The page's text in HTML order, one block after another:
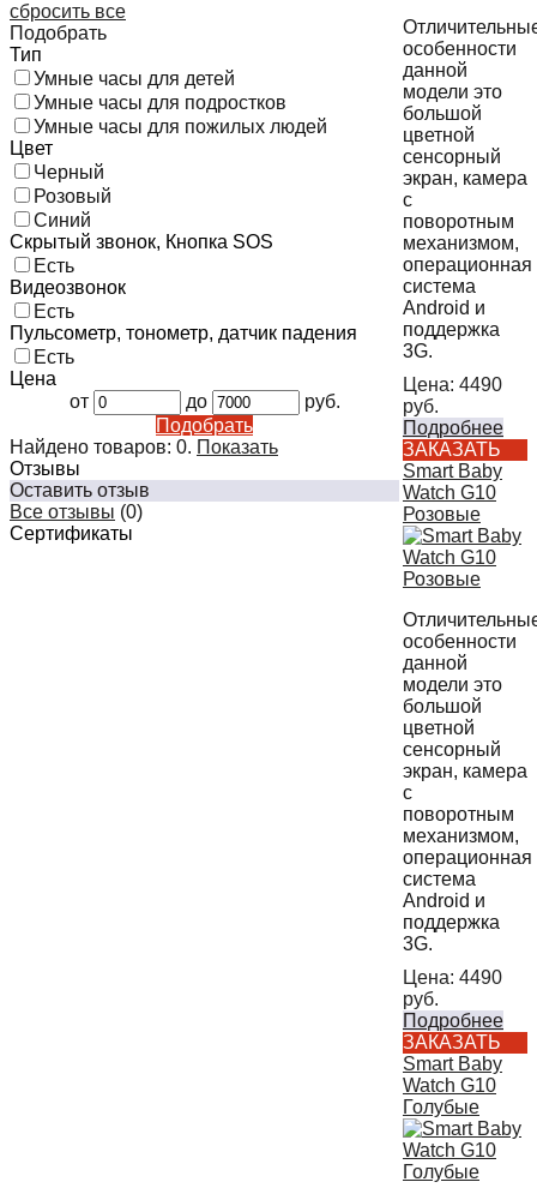
сбросить все
Подобрать
Тип
Умные часы для детей
Умные часы для подростков
Умные часы для пожилых людей
Цвет
Черный
Розовый
Синий
Скрытый звонок, Кнопка SOS
Есть
Видеозвонок
Есть
Пульсометр, тонометр, датчик падения
Есть
Цена
от
до
руб.
Подобрать
Найдено товаров: 0. Показать
Отзывы
Оставить отзыв
Все отзывы (0)
Сертификаты
особенности
данной
модели это
большой
цветной
сенсорный
экран, камера
с
поворотным
механизмом,
операционная
система
Android и
поддержка
3G.
Цена: 4490
руб.
Подробнее
ЗАКАЗАТЬ
Smart Baby
Watch G10
Розовые
особенности
данной
модели это
большой
цветной
сенсорный
экран, камера
с
поворотным
механизмом,
операционная
система
Android и
поддержка
3G.
Цена: 4490
руб.
Подробнее
ЗАКАЗАТЬ
Smart Baby
Watch G10
Голубые